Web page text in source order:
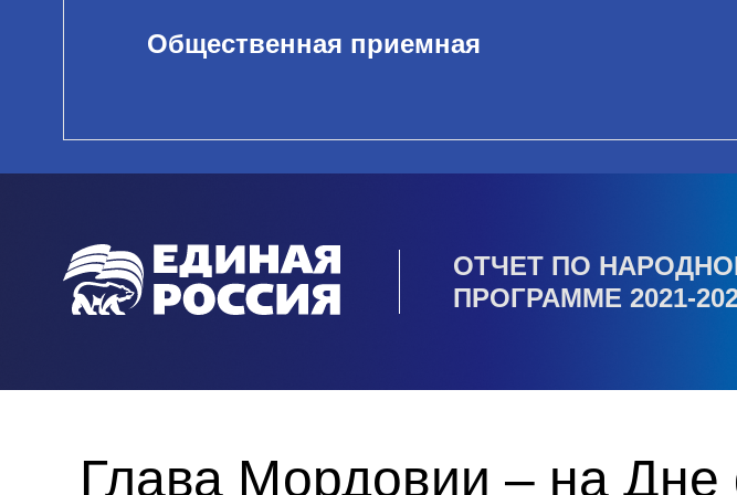
Общественная приемная
ОТЧЕТ ПО
ПРОГРАММЕ 2021-
Глава Мордовии – на